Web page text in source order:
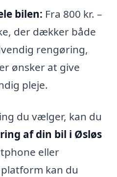
bilen: Fra 800 kr. –
der dækker både
rengøring,
ønsker at give
pleje.
du vælger, kan du
af din bil i Øsløs
eller
kan du